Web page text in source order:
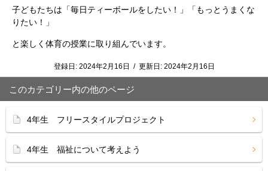
子どもたちは「毎日ティーボールをしたい！」「もっとうまくな
りたい！」
と楽しく体育の授業に取り組んでいます。
登録日: 2024年2月16日 / 更新日: 2024年2月16日
このカテゴリー内の他のページ
4年生 フリースタイルプロジェクト
4年生 福祉について考えよう